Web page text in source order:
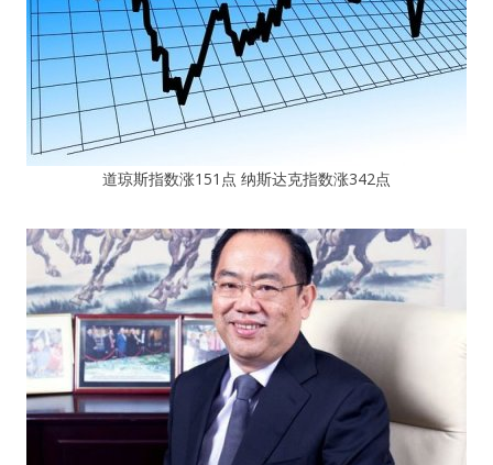
道琼斯指数涨151点 纳斯达克指数涨342点